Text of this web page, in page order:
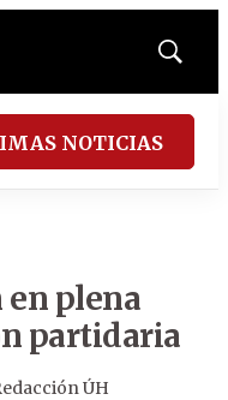
Mostrar
NOTICIAS
en plena
partidaria
ÚH